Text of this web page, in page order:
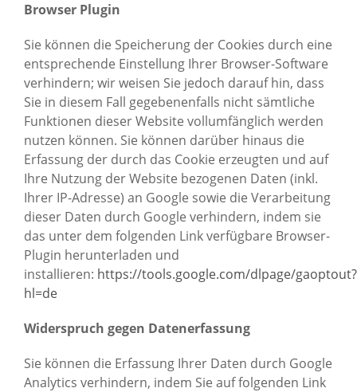
Browser Plugin
Sie können die Speicherung der Cookies durch eine
entsprechende Einstellung Ihrer Browser-Software
verhindern; wir weisen Sie jedoch darauf hin, dass
Sie in diesem Fall gegebenenfalls nicht sämtliche
Funktionen dieser Website vollumfänglich werden
nutzen können. Sie können darüber hinaus die
Erfassung der durch das Cookie erzeugten und auf
Ihre Nutzung der Website bezogenen Daten (inkl.
Ihrer IP-Adresse) an Google sowie die Verarbeitung
dieser Daten durch Google verhindern, indem sie
das unter dem folgenden Link verfügbare Browser-
Plugin herunterladen und
installieren: https://tools.google.com/dlpage/gaoptout?
hl=de
Widerspruch gegen Datenerfassung
Sie können die Erfassung Ihrer Daten durch Google
Analytics verhindern, indem Sie auf folgenden Link